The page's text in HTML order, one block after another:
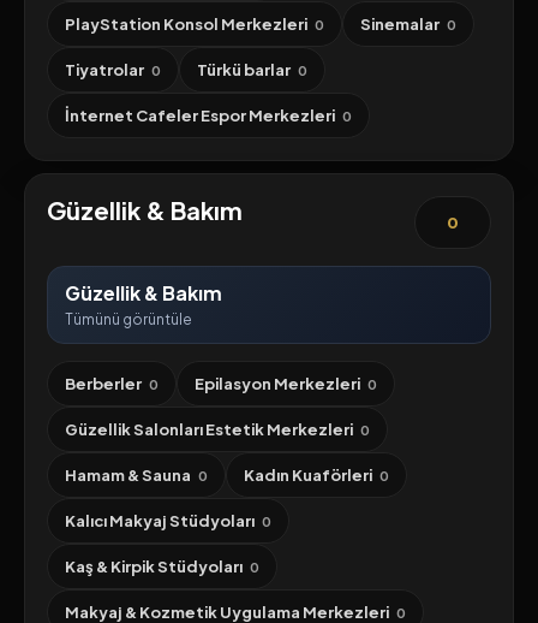
PlayStation Konsol Merkezleri 0 Sinemalar 0
Tiyatrolar 0 Türkü barlar 0
İnternet Cafeler Espor Merkezleri 0
Güzellik & Bakım 0
Güzellik & Bakım
Tümünü görüntüle
Berberler 0 Epilasyon Merkezleri 0
Güzellik Salonları Estetik Merkezleri 0
Hamam & Sauna 0 Kadın Kuaförleri 0
Kalıcı Makyaj Stüdyoları 0
Kaş & Kirpik Stüdyoları 0
Makyaj & Kozmetik Uygulama Merkezleri 0